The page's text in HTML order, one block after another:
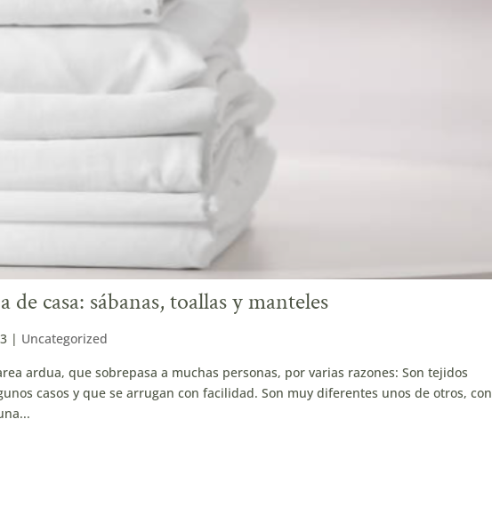
casa: sábanas, toallas y manteles
| Uncategorized
ardua, que sobrepasa a muchas personas, por varias razones: Son tejidos
casos y que se arrugan con facilidad. Son muy diferentes unos de otros, con